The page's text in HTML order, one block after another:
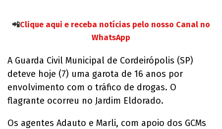
📲Clique aqui e receba notícias pelo nosso Canal no
WhatsApp
A Guarda Civil Municipal de Cordeirópolis (SP)
deteve hoje (7) uma garota de 16 anos por
envolvimento com o tráfico de drogas. O
flagrante ocorreu no Jardim Eldorado.
Os agentes Adauto e Marli, com apoio dos GCMs